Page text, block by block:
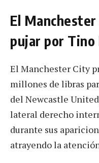
El
pujar por
El Manchester City
millones de libras
del Newcastle
lateral derecho
durante sus
atrayendo la